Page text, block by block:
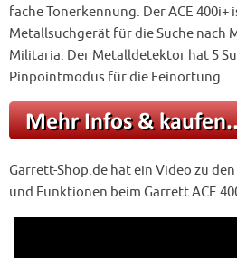
fache Tonerkennung. Der ACE 400i+
Metallsuchgerät für die Suche nach
Militaria. Der Metalldetektor hat 5
Pinpointmodus für die Feinortung.
Garrett-Shop.de hat ein Video zu
und Funktionen beim Garrett ACE